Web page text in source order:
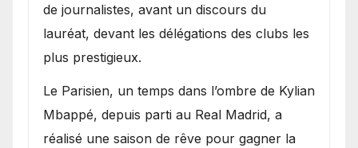
de journalistes, avant un discours du
lauréat, devant les délégations des clubs les
plus prestigieux.
Le Parisien, un temps dans l’ombre de Kylian
Mbappé, depuis parti au Real Madrid, a
réalisé une saison de rêve pour gagner la